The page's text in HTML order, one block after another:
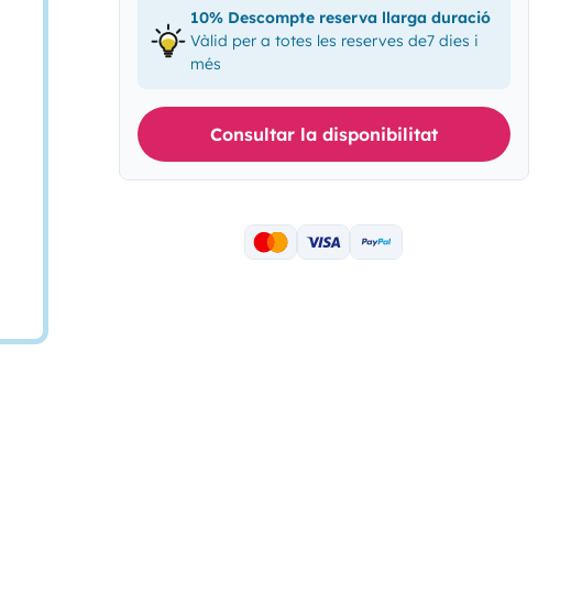
10% Descompte reserva llarga duració
Vàlid per a totes les reserves de7 dies i
més
Consultar la disponibilitat